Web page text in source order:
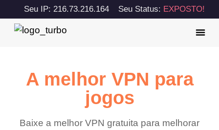
Seu IP: 216.73.216.164 Seu Status: EXPOSTO!
A melhor VPN para
jogos
Baixe a melhor VPN gratuita para melhorar